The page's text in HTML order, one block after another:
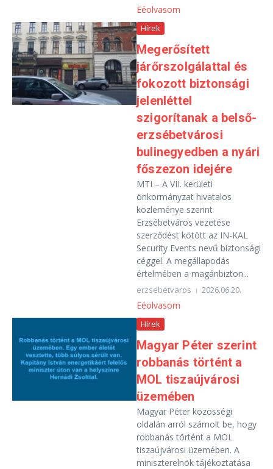
Eéolvasom
Hírek
Megerősített
járőrszolgálattal és
fokozott biztonsági
jelenléttel
szigorítanak a belső-
erzsébetvárosi
bulinegyedben a nyári
főszezon idejére
MTI – A VII. kerületi
önkormányzat hivatalos
közleménye szerint
Erzsébetváros vezetése
szerződést kötött az IN-KAL
Security Events nevű biztonsági
céggel. A megállapodás
értelmében a magánbizton...
erzsebetvaros 2026.06.20.
Eéolvasom
Hírek
Magyar Péter szerint
robbanás történt a
MOL tiszaújvárosi
üzemében
Magyar Péter közösségi
oldalán arról számolt be, hogy
robbanás történt a MOL
tiszaújvárosi üzemében. A
miniszterelnök tájékoztatása